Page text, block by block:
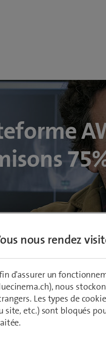
nous rendez
d'assurer un
nous
Les types de
site, etc.) sont bloqués